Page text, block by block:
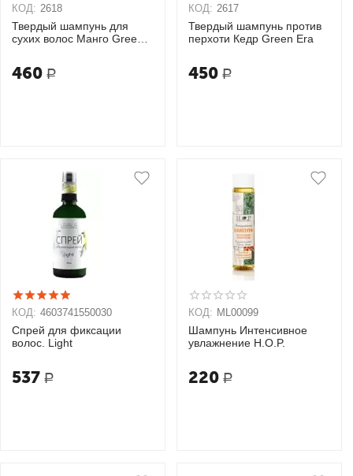
КОД: 2618
Твердый шампунь для
сухих волос Манго Green
460 Р
КОД: 2617
Твердый шампунь против
перхоти Кедр Green Era
450 Р
КОД: 4603741550030
Спрей для фиксации
волос. Light
537 Р
КОД: ML00099
Шампунь Интенсивное
увлажнение H.O.P.
220 Р